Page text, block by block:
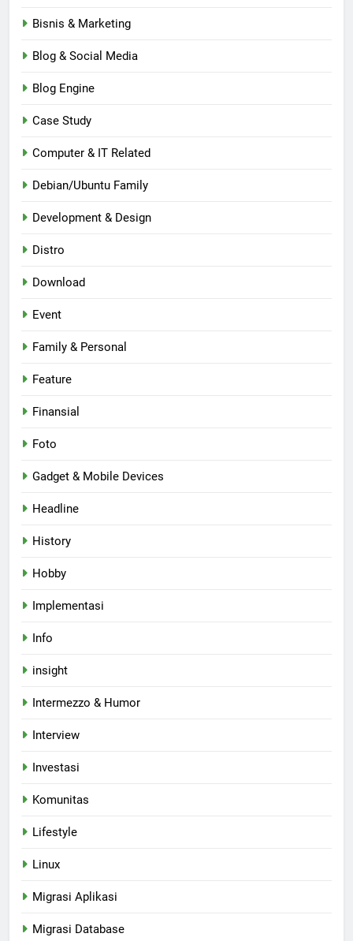
Bisnis & Marketing
Blog & Social Media
Blog Engine
Case Study
Computer & IT Related
Debian/Ubuntu Family
Development & Design
Distro
Download
Event
Family & Personal
Feature
Finansial
Foto
Gadget & Mobile Devices
Headline
History
Hobby
Implementasi
Info
insight
Intermezzo & Humor
Interview
Investasi
Komunitas
Lifestyle
Linux
Migrasi Aplikasi
Migrasi Database